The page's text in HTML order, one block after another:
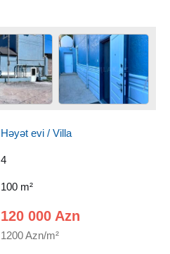
Həyət evi / Villa
4
100 m²
120 000 Azn
1200 Azn/m²